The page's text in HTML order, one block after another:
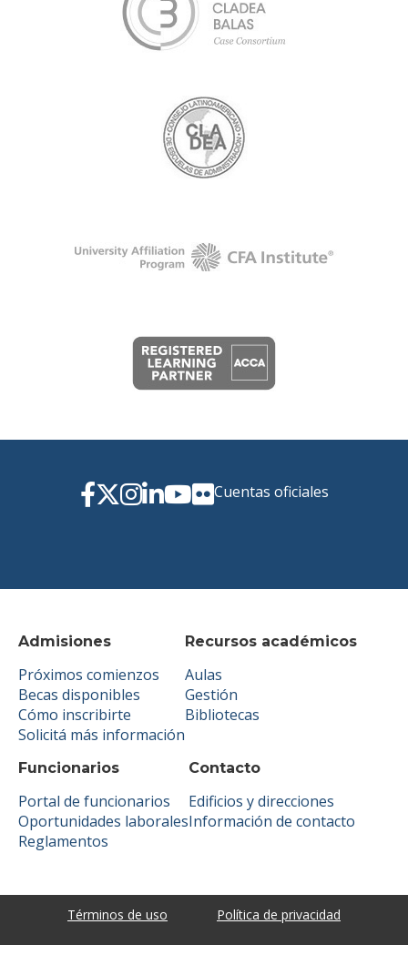
Admisiones
Próximos comienzos
Becas disponibles
Cómo inscribirte
Solicitá más información
Recursos académicos
Aulas
Gestión
Bibliotecas
Funcionarios
Portal de funcionarios
Oportunidades laborales
Reglamentos
Contacto
Edificios y direcciones
Información de contacto
Cuentas oficiales
Términos de uso Política de privacidad